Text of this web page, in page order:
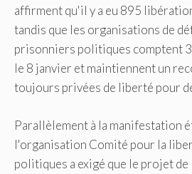
affirment qu'il y a eu 895
tandis que les organisations de
prisonniers politiques comptent
le 8 janvier et maintiennent un
toujours privées de liberté pour
Parallèlement à la manifestation
l'organisation Comité pour la
politiques a exigé que le projet